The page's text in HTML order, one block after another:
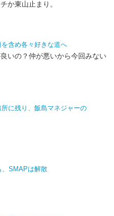
か東山止まり。
含め各々好きな道へ
いの？仲が悪いから今回みない
に残り、飯島マネジャーの
、SMAPは解散